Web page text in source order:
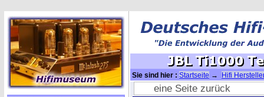
Sie sind hier : Startseite → Hifi
eine Seite zurück